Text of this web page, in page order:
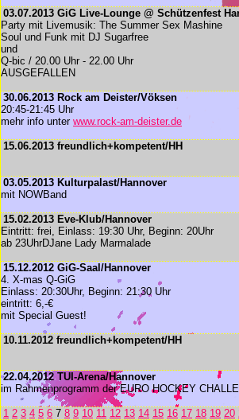
03.07.2013 GiG Live-Lounge @ Schützenfest
Party mit Livemusik: The Summer Sex Mashine
Soul und Funk mit DJ Sugarfree
und
Q-bic / 20.00 Uhr - 22.00 Uhr
AUSGEFALLEN
30.06.2013 Rock am Deister/Vöksen
20:45-21:45 Uhr
mehr info unter www.rock-am-deister.de
15.06.2013 freundlich+kompetent/HH
03.05.2013 Kulturpalast/Hannover
mit NOWBand
15.02.2013 Eve-Klub/Hannover
Eintritt: frei, Einlass: 19:30 Uhr, Beginn: 20Uhr
ab 23UhrDJane Lady Marmalade
15.12.2012 GiG-Saal/Hannover
4. X-mas Q-GiG
Einlass: 20:30Uhr, Beginn: 21:30 Uhr
eintritt: 6,-€
mit Special Guest!
10.11.2012 freundlich+kompetent/HH
22.04.2012 TUI-Arena/Hannover
im Rahmenprogramm der EURO HOCKEY
1 2 3 4 5 6 7 8 9 10 11 12 13 14 15 16 17 18 19 20